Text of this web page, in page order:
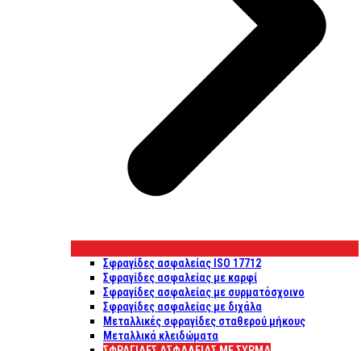
Σφραγίδες ασφαλείας ISO 17712
Σφραγίδες ασφαλείας με καρφί
Σφραγίδες ασφαλείας με συρματόσχοινο
Σφραγίδες ασφαλείας με διχάλα
Μεταλλικές σφραγίδες σταθερού μήκους
Μεταλλικά κλειδώματα